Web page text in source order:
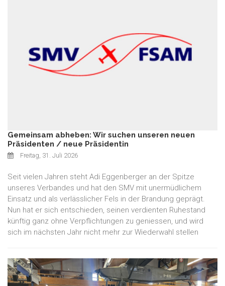
Gemeinsam abheben: Wir suchen unseren neuen
Präsidenten / neue Präsidentin
Freitag, 31. Juli 2026
Seit vielen Jahren steht Adi Eggenberger an der Spitze
unseres Verbandes und hat den SMV mit unermüdlichem
Einsatz und als verlässlicher Fels in der Brandung geprägt.
Nun hat er sich entschieden, seinen verdienten Ruhestand
künftig ganz ohne Verpflichtungen zu geniessen, und wird
sich im nächsten Jahr nicht mehr zur Wiederwahl stellen